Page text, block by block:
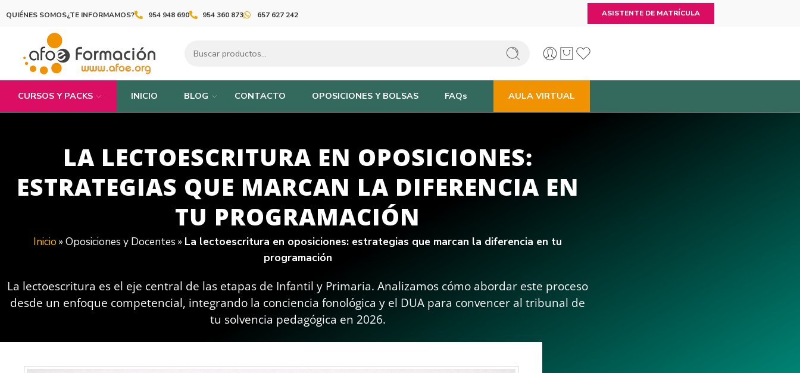
QUIÉNES SOMOS¿TE INFORMAMOS? 954 948 690 954 360 873 657 627 242 ASISTENTE DE MATRÍCULA
CURSOS Y PACKS INICIO BLOG CONTACTO OPOSICIONES Y BOLSAS FAQs AULA VIRTUAL
LA LECTOESCRITURA EN OPOSICIONES:
ESTRATEGIAS QUE MARCAN LA DIFERENCIA EN
TU PROGRAMACIÓN
Inicio » Oposiciones y Docentes » La lectoescritura en oposiciones: estrategias que marcan la diferencia en tu
programación
La lectoescritura es el eje central de las etapas de Infantil y Primaria. Analizamos cómo abordar este proceso
desde un enfoque competencial, integrando la conciencia fonológica y el DUA para convencer al tribunal de
tu solvencia pedagógica en 2026.